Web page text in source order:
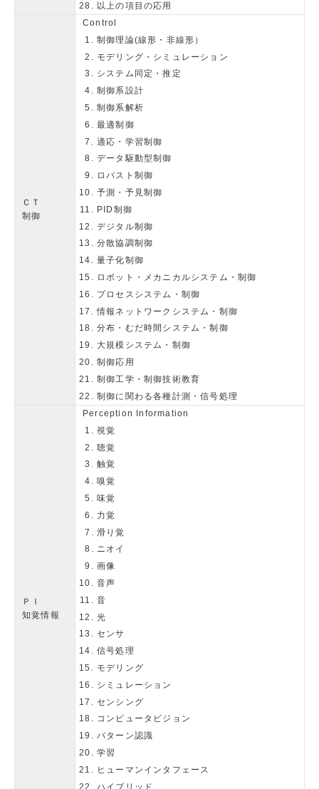
以上の項目の応用
ＣＴ
制御
Control
制御理論(線形・非線形）
モデリング・シミュレーション
システム同定・推定
制御系設計
制御系解析
最適制御
適応・学習制御
データ駆動型制御
ロバスト制御
予測・予見制御
PID制御
デジタル制御
分散協調制御
量子化制御
ロボット・メカニカルシステム・制御
プロセスシステム・制御
情報ネットワークシステム・制御
分布・むだ時間システム・制御
大規模システム・制御
制御応用
制御工学・制御技術教育
制御に関わる各種計測・信号処理
ＰＩ
知覚情報
Perception Information
視覚
聴覚
触覚
嗅覚
味覚
力覚
滑り覚
ニオイ
画像
音声
音
光
センサ
信号処理
モデリング
シミュレーション
センシング
コンピュータビジョン
パターン認識
学習
ヒューマンインタフェース
ハイブリッド